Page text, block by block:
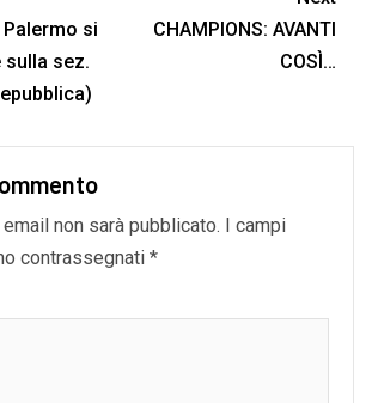
Palermo si
sulla sez.
CHAMPIONS: AVANTI
COSÌ…
non sarà pubblicato. I campi
contrassegnati *